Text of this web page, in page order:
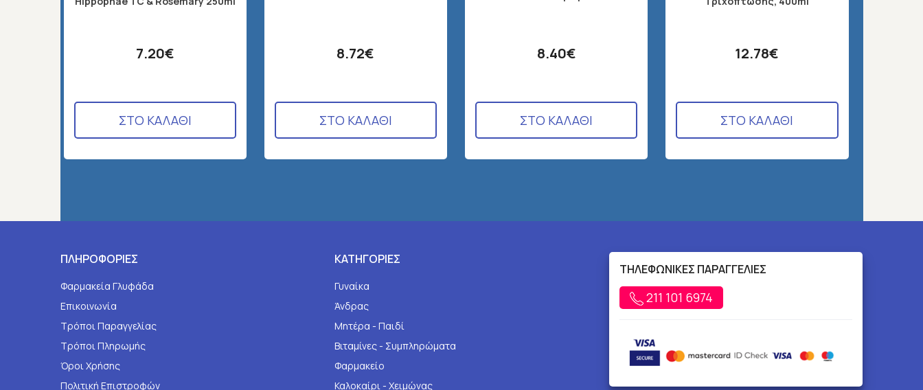
7.20€
ΣΤΟ ΚΑΛΑΘΙ
8.72€
ΣΤΟ ΚΑΛΑΘΙ
8.40€
ΣΤΟ ΚΑΛΑΘΙ
12.78€
ΣΤΟ ΚΑΛΑΘΙ
ΠΛΗΡΟΦΟΡΙΕΣ
Φαρμακεία Γλυφάδα
Επικοινωνία
Τρόποι Παραγγελίας
Τρόποι Πληρωμής
Όροι Χρήσης
Πολιτική Επιστροφών
ΚΑΤΗΓΟΡΙΕΣ
Γυναίκα
Άνδρας
Μητέρα - Παιδί
Βιταμίνες - Συμπληρώματα
Φαρμακείο
Καλοκαίρι - Χειμώνας
ΤΗΛΕΦΩΝΙΚΕΣ ΠΑΡΑΓΓΕΛΙΕΣ
211 101 6974